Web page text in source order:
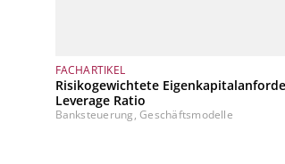
FACHARTIKEL
Risikogewichtete
Leverage Ratio
Banksteuerung, Geschäftsmodelle